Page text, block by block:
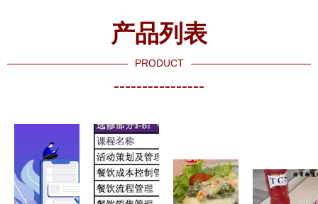
产品列表
PRODUCT
----------------